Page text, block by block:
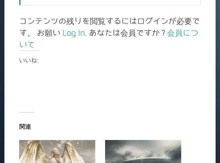
コンテンツの残りを閲覧するにはログインが必要で
す。 お願い Log In . あなたは会員ですか ? 会員につ
いて
いいね:
関連